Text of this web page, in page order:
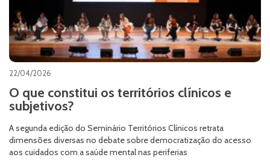
22/04/2026
O que constitui os territórios clínicos e
subjetivos?
A segunda edição do Seminário Territórios Clínicos retrata
dimensões diversas no debate sobre democratização do acesso
aos cuidados com a saúde mental nas periferias